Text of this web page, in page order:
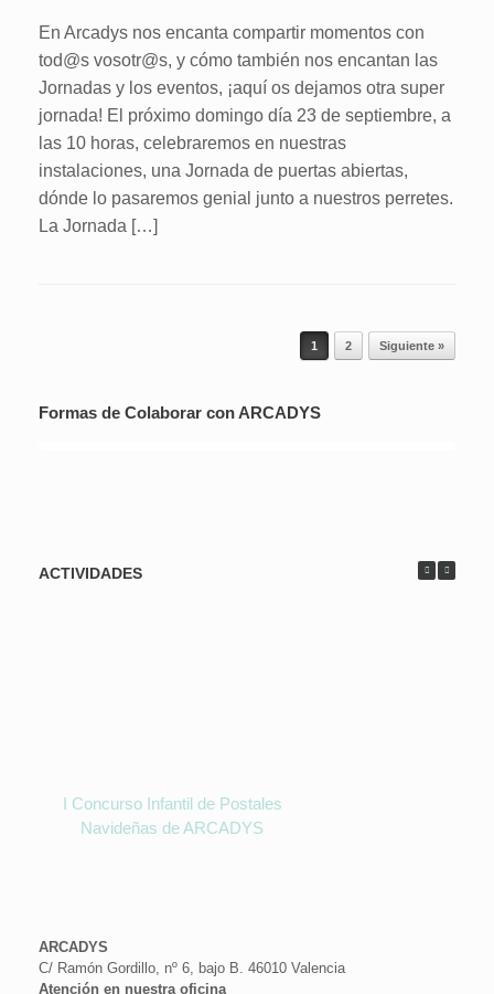
En Arcadys nos encanta compartir momentos con
tod@s vosotr@s, y cómo también nos encantan las
Jornadas y los eventos, ¡aquí os dejamos otra super
jornada! El próximo domingo día 23 de septiembre, a
las 10 horas, celebraremos en nuestras
instalaciones, una Jornada de puertas abiertas,
dónde lo pasaremos genial junto a nuestros perretes.
La Jornada […]
1 2 Siguiente »
Formas de Colaborar con ARCADYS
ACTIVIDADES
I Concurso Infantil de Postales
Navideñas de ARCADYS
ARCADYS
C/ Ramón Gordillo, nº 6, bajo B. 46010 Valencia
Atención en nuestra oficina